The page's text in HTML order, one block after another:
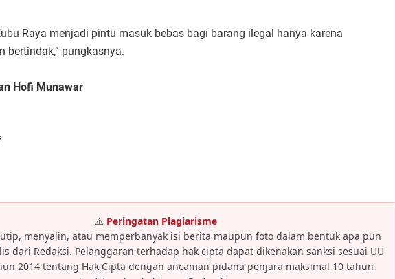
Raya menjadi pintu masuk bebas bagi barang ilegal hanya karena
bertindak,” pungkasnya.
Hofi Munawar
⚠️ Peringatan Plagiarisme
menyalin, atau memperbanyak isi berita maupun foto dalam bentuk apa pun
dari Redaksi. Pelanggaran terhadap hak cipta dapat dikenakan sanksi sesuai UU
2014 tentang Hak Cipta dengan ancaman pidana penjara maksimal 10 tahun